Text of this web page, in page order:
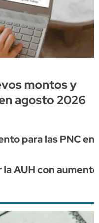
montos y
agosto 2026
para las PNC
AUH con